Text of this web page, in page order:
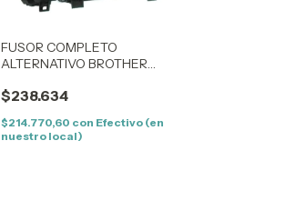
FUSOR COMPLETO
ALTERNATIVO BROTHER
$238.634
$214.770,60 con Efectivo (en
nuestro local)